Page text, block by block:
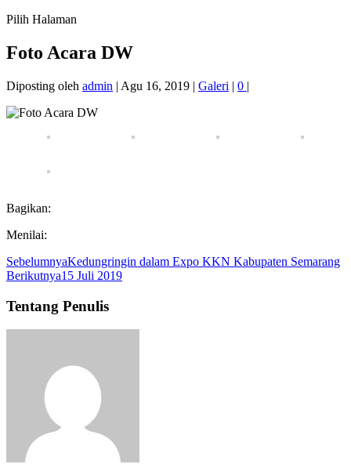
Pilih Halaman
Foto Acara DW
Diposting oleh admin | Agu 16, 2019 | Galeri | 0 |
Bagikan:
Menilai:
SebelumnyaKedungringin dalam Expo KKN Kabupaten Semarang
Berikutnya15 Juli 2019
Tentang Penulis